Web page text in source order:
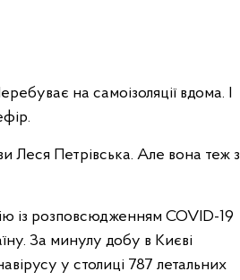
на самоізоляції вдома. І
Леся Петрівська. Але вона теж з
із розповсюдженням COVID-19
За минулу добу в Києві
у столиці 787 летальних